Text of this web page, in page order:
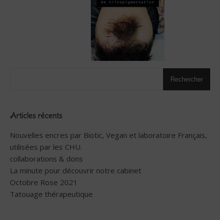
Rechercher
Articles récents
Nouvelles encres par Biotic, Vegan et laboratoire Français,
utilisées par les CHU.
collaborations & dons
La minute pour découvrir notre cabinet
Octobre Rose 2021
Tatouage thérapeutique